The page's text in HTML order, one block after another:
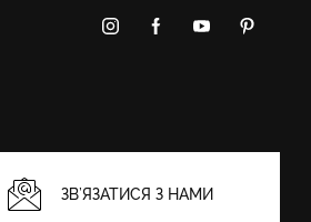
ЗВ’ЯЗАТИСЯ З НАМИ